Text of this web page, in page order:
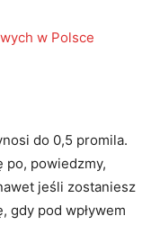
w Polsce
do 0,5 promila.
po, powiedzmy,
jeśli zostaniesz
gdy pod wpływem